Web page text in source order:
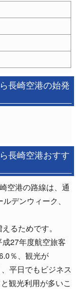
長崎空港の始発
長崎空港おすす
空港の路線は、通
デンウィーク、
るためです。
27年度航空旅客
％、観光が
平日でもビジネス
観光利用が多いこ